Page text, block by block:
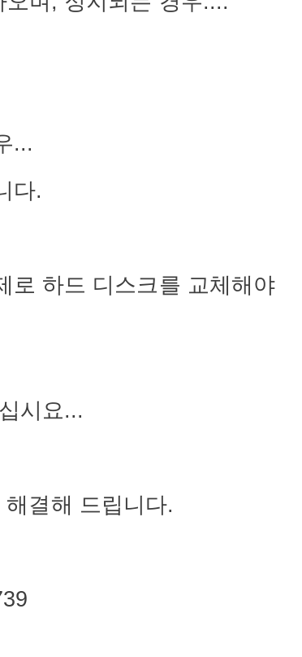
...
다.
로 하드 디스크를 교체해야
시요...
해결해 드립니다.